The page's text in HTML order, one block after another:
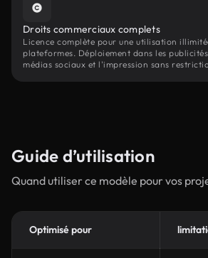
Droits commerciaux complets
Licence complète pour une utilisation
plateformes. Déploiement dans les
médias sociaux et l'impression sans
Guide d’utilisation
Quand utiliser ce modèle pour vos
Optimisé pour